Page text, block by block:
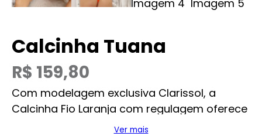
Calcinha Tuana
R$ 159,80
Com modelagem exclusiva Clarissol, a
Calcinha Fio Laranja com regulagem oferece
ajuste perfeito e conforto o dia todo.
Ver mais